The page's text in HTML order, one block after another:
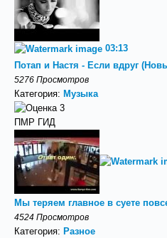
03:13
Потап и Настя - Если вдруг
5276 Просмотров
Категория: Музыка
ПМР ГИД
Мы теряем главное в суете
4524 Просмотров
Категория: Разное